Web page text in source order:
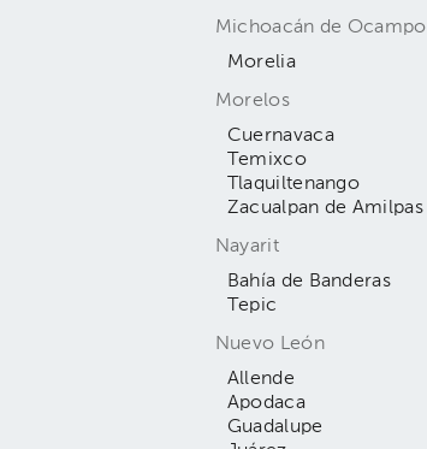
Michoacán de Ocampo
Morelia
Morelos
Cuernavaca
Temixco
Tlaquiltenango
Zacualpan de Amilpas
Nayarit
Bahía de Banderas
Tepic
Nuevo León
Allende
Apodaca
Guadalupe